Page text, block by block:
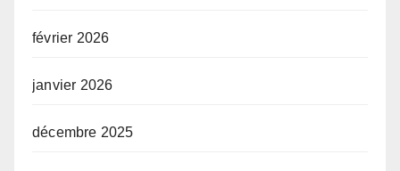
février 2026
janvier 2026
décembre 2025